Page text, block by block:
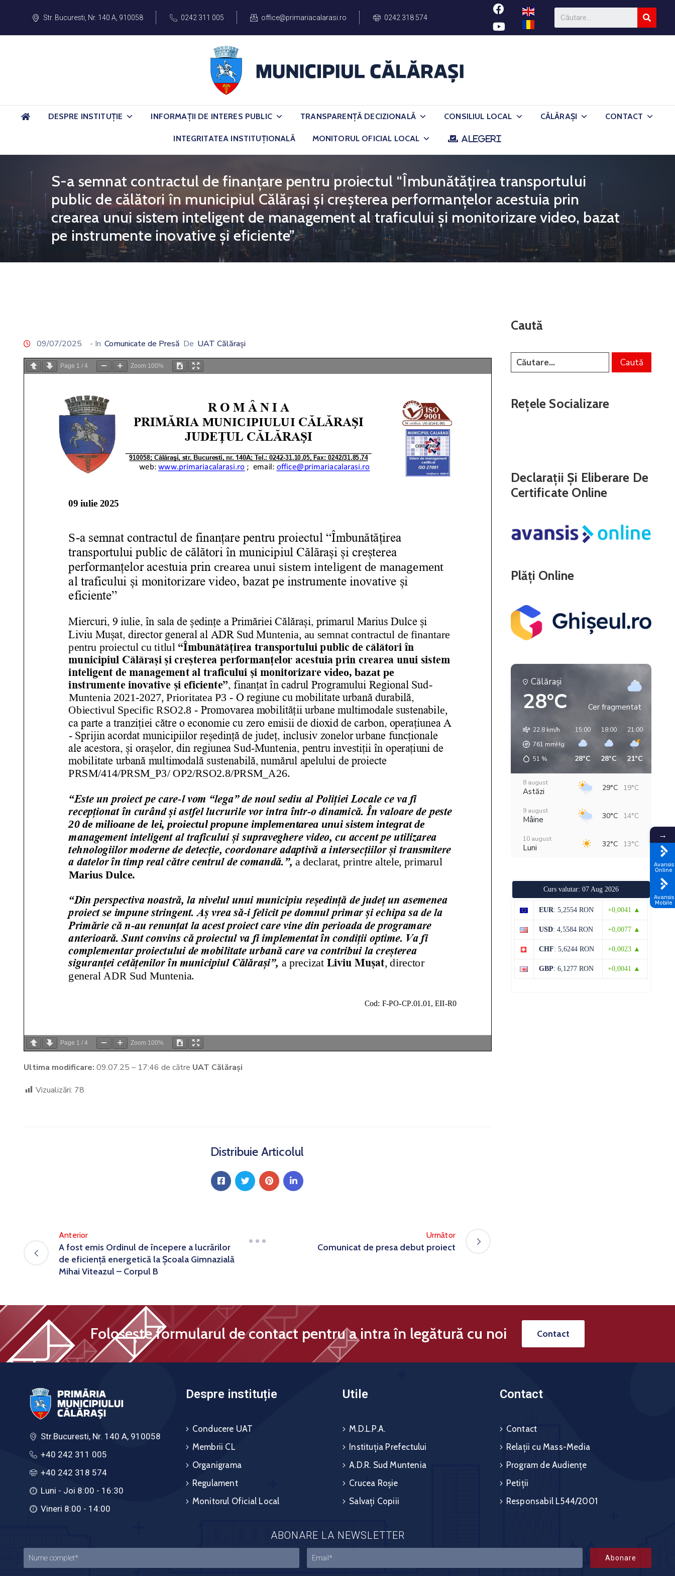
Str. Bucuresti, Nr. 140 A, 910058 0242 311 005 office@primariacalarasi.ro 0242 318 574
DESPRE INSTITUȚIE INFORMAȚII DE INTERES PUBLIC TRANSPARENȚĂ DECIZIONALĂ CONSILIUL LOCAL CĂLĂRAȘI CONTACT
INTEGRITATEA INSTITUȚIONALĂ MONITORUL OFICIAL LOCAL ALEGERI
S-a semnat contractul de finanțare pentru proiectul “Îmbunătățirea transportului
public de călători în municipiul Călărași și creșterea performanțelor acestuia prin
crearea unui sistem inteligent de management al traficului și monitorizare video, bazat
pe instrumente inovative și eficiente”
09/07/2025 - In Comunicate de Presă De UAT Călărași
Page 1 / 4 Zoom 100%
Page 1 / 4 Zoom 100%
Ultima modificare: 09.07.25 – 17:46 de către UAT Călărași
Vizualizări: 78
Distribuie Articolul
Anterior
A fost emis Ordinul de începere a lucrărilor
de eficiență energetică la Școala Gimnazială
Mihai Viteazul – Corpul B
Următor
Comunicat de presa debut proiect
Caută
Rețele Socializare
Declarații Și Eliberare De
Certificate Online
Plăți Online
Călăraşi
28°C Cer fragmentat
22.8 km/h
761 mmHg
51 %
15:00
28°C
18:00
28°C
21:00
21°C
8 august
Astăzi 29°C 19°C
9 august
Mâine 30°C 14°C
10 august
Luni 32°C 13°C
30°C 20°C
Joi 29°C 19°C
14 august
Curs valutar: 07 Aug 2026
EUR: 5,2554 RON +0,0041 ▲
USD: 4,5584 RON +0,0077 ▲
CHF: 5,6244 RON +0,0023 ▲
GBP: 6,1277 RON +0,0041 ▲
Folosește formularul de contact pentru a intra în legătură cu noi Contact
Str.Bucuresti, Nr. 140 A, 910058
+40 242 311 005
+40 242 318 574
Luni - Joi 8:00 - 16:30
Vineri 8:00 - 14:00
Despre instituție
Conducere UAT
Membrii CL
Organigrama
Regulament
Monitorul Oficial Local
Utile
M.D.L.P.A.
Instituția Prefectului
A.D.R. Sud Muntenia
Crucea Roșie
Salvați Copiii
Contact
Contact
Relații cu Mass-Media
Program de Audiențe
Petiții
Responsabil L544/2001
ABONARE LA NEWSLETTER
Abonare
→
Avansis
Online
Avansis
Mobile